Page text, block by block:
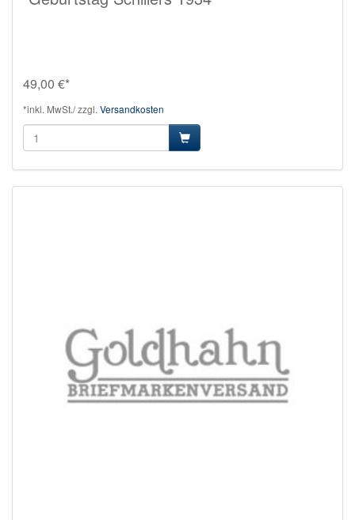
49,00 €*
*inkl. MwSt./ zzgl. Versandkosten